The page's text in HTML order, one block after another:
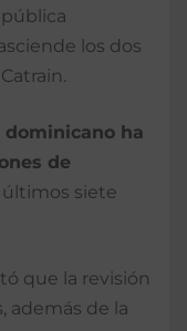
los dos
dominicano ha
de
últimos siete
que la revisión
además de la